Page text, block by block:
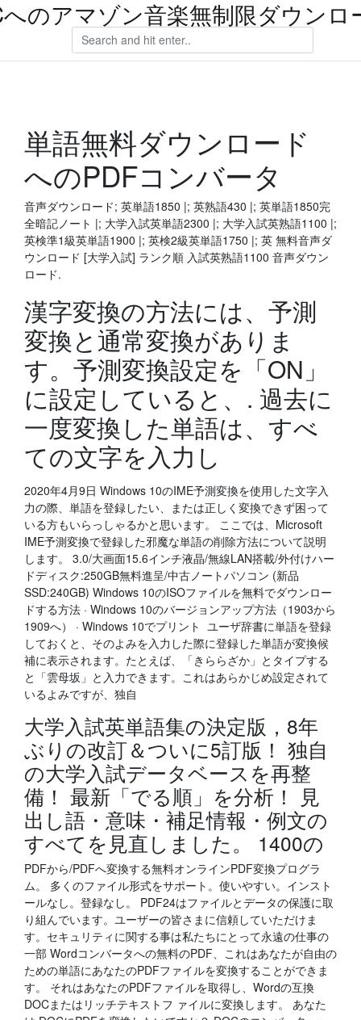
のアマゾン音楽無制限ダウンロ
単語無料ダウンロード
へのPDFコンバータ
音声ダウンロード; 英単語1850 |; 英熟語430 |; 英単語1850完
全暗記ノート |; 大学入試英単語2300 |; 大学入試英熟語1100 |;
英検準1級英単語1900 |; 英検2級英単語1750 |; 英 無料音声ダ
ウンロード [大学入試] ランク順 入試英熟語1100 音声ダウン
ロード.
漢字変換の方法には、予測
変換と通常変換がありま
す。予測変換設定を「ON」
に設定していると、. 過去に
一度変換した単語は、すべ
ての文字を入力し
2020年4月9日 Windows 10のIME予測変換を使用した文字入
力の際、単語を登録したい、または正しく変換できず困って
いる方もいらっしゃるかと思います。 ここでは、Microsoft
IME予測変換で登録した邪魔な単語の削除方法について説明
します。 3.0/大画面15.6インチ液晶/無線LAN搭載/外付けハー
ドディスク:250GB無料進呈/中古ノートパソコン (新品
SSD:240GB) Windows 10のISOファイルを無料でダウンロー
ドする方法 · Windows 10のバージョンアップ方法（1903から
1909へ） · Windows 10でプリント ユーザ辞書に単語を登録
しておくと、そのよみを入力した際に登録した単語が変換候
補に表示されます。たとえば、「きららざか」とタイプする
と「雲母坂」と入力できます。これはあらかじめ設定されて
いるよみですが、独自
大学入試英単語集の決定版，8年
ぶりの改訂＆ついに5訂版！ 独自
の大学入試データベースを再整
備！ 最新「でる順」を分析！ 見
出し語・意味・補足情報・例文の
すべてを見直しました。 1400の
PDFから/PDFへ変換する無料オンラインPDF変換プログラ
ム。 多くのファイル形式をサポート。使いやすい。インスト
ールなし。登録なし。 PDF24はファイルとデータの保護に取
り組んでいます。ユーザーの皆さまに信頼していただけま
す。セキュリティに関する事は私たちにとって永遠の仕事の
一部 Wordコンバータへの無料のPDF、これはあなたが自由の
ための単語にあなたのPDFファイルを変換することができま
す。 それはあなたのPDFファイルを取得し、Wordの互換
DOCまたはリッチテキストフ ァイルに変換します。 あなた